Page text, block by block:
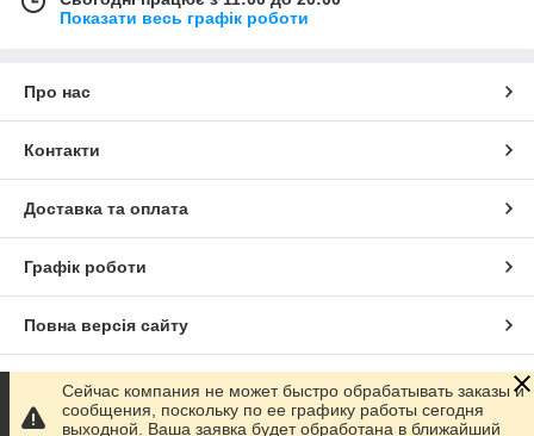
Показати весь графік роботи
Про нас
Контакти
Доставка та оплата
Графік роботи
Повна версія сайту
Сайт створено на маркетплейсі Prom.ua
Сейчас компания не может быстро обрабатывать заказы и
сообщения, поскольку по ее графику работы сегодня
выходной. Ваша заявка будет обработана в ближайший